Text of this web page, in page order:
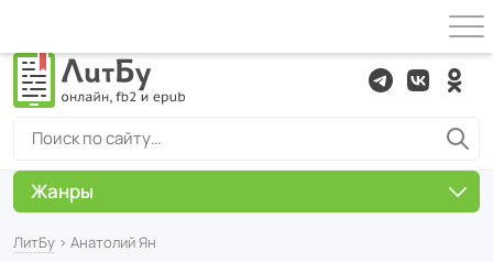
ЛитБу › Анатолий Ян
Жанры